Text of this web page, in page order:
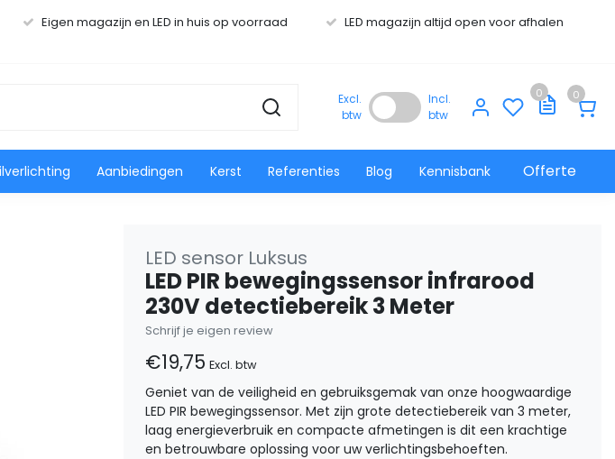
Eigen magazijn en LED in huis op voorraad LED magazijn altijd open voor afhalen
Excl.
btw
Incl.
btw
0 0
Aanbiedingen Kerst Referenties Blog Kennisbank Offerte
LED sensor Luksus
LED PIR bewegingssensor infrarood
230V detectiebereik 3 Meter
Schrijf je eigen review
€19,75 Excl. btw
Geniet van de veiligheid en gebruiksgemak van onze hoogwaardige
LED PIR bewegingssensor. Met zijn grote detectiebereik van 3 meter,
laag energieverbruik en compacte afmetingen is dit een krachtige
en betrouwbare oplossing voor uw verlichtingsbehoeften.